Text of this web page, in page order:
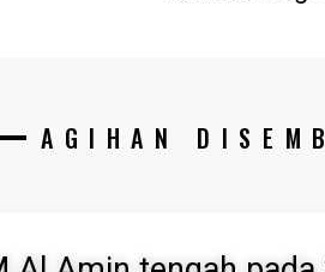
AGIHAN